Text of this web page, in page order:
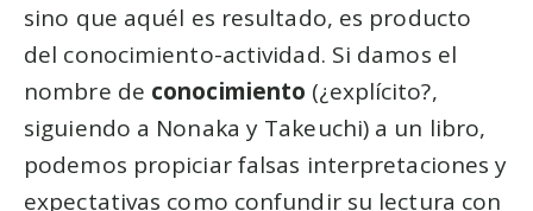
sino que aquél es resultado, es producto
del conocimiento-actividad. Si damos el
nombre de conocimiento (¿explícito?,
siguiendo a Nonaka y Takeuchi) a un libro,
podemos propiciar falsas interpretaciones y
expectativas como confundir su lectura con